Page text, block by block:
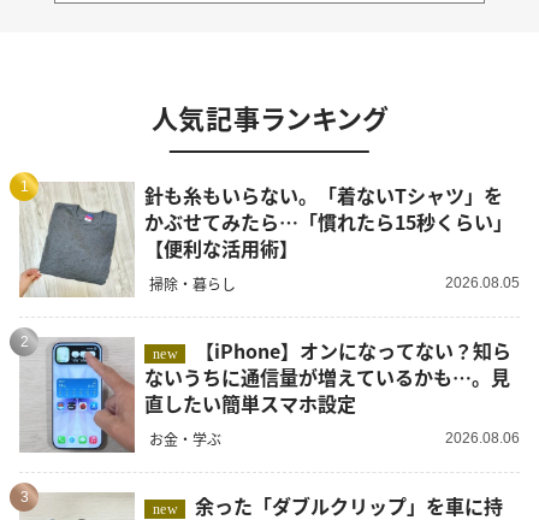
人気記事ランキング
1
針も糸もいらない。「着ないTシャツ」を
かぶせてみたら…「慣れたら15秒くらい」
【便利な活用術】
掃除・暮らし 2026.08.05
2
new
ないうちに通信量が増えているかも…。見
直したい簡単スマホ設定
お金・学ぶ 2026.08.06
3
new
余った「ダブルクリップ」を車に持